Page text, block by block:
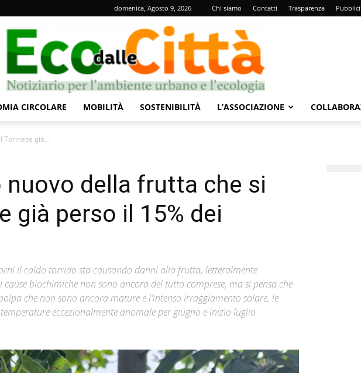
domenica, Agosto 9, 2026 Chi siamo Contatti Trasparenza
dalle
Città
CIRCOLARE MOBILITÀ SOSTENIBILITÀ L’ASSOCIAZIONE
Torinese già...
della frutta che si
già perso il 15% dei
il caldo torrido sta causando danni alla frutta, letteralmente
biochimiche non sono ancora del tutto comprese, ma si pensa che
che non sono ancora mature e l'intenso irraggiamento solare, le
eccezionalmente anomale per giugno e inizio luglio